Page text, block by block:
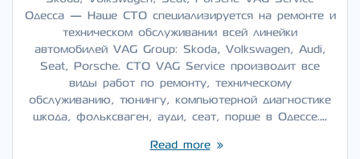
Одесса — Наше СТО специализируется на ремонте и
техническом обслуживании всей линейки
автомобилей VAG Group: Skoda, Volkswagen, Audi,
Seat, Porsche. СТО VAG Service производит все
виды работ по ремонту, техническому
обслуживанию, тюнингу, компьютерной диагностике
шкода, фольксваген, ауди, сеат, порше в Одессе.…
Read more